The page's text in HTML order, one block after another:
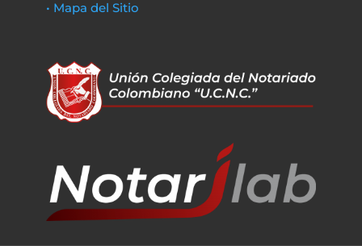
• Mapa del Sitio